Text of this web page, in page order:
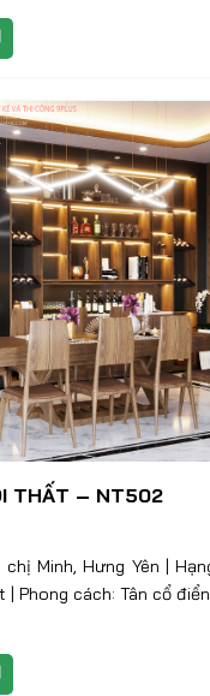
THẤT – NT502
Yên | Hạng mục thực hiện:
Thiết kế nội thất | Phong cách: Tân cổ điển